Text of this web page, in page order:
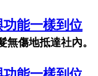
傷地抵達社內。